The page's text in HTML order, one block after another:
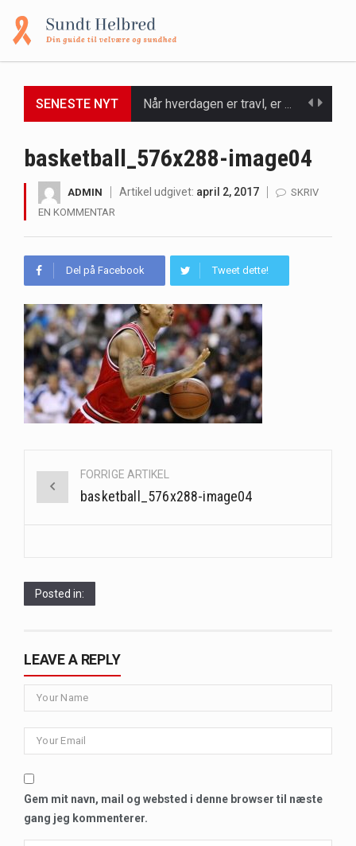
SENESTE NYT
Massagestole er ikke længere forbeholdt luksuriøse spaer og wellnesscentre - de er nu tilgængelige til…
basketball_576x288-image04
ADMIN Artikel udgivet: april 2, 2017
SKRIV
EN KOMMENTAR
Del på Facebook Tweet dette!
navigationFORRIGE ARTIKEL
basketball_576x288-image04
Posted in:
LEAVE A REPLY
Gem mit navn, mail og websted i denne browser til næste
gang jeg kommenterer.